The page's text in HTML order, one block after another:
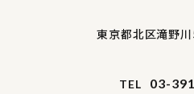
東京都北区滝野川
TEL 03-